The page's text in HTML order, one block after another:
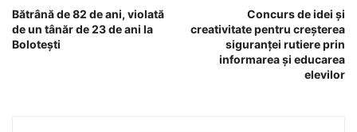
Bătrână de 82 de ani, violată
de un tânăr de 23 de ani la
Bolotești
Concurs de idei și
creativitate pentru creșterea
siguranței rutiere prin
informarea și educarea
elevilor